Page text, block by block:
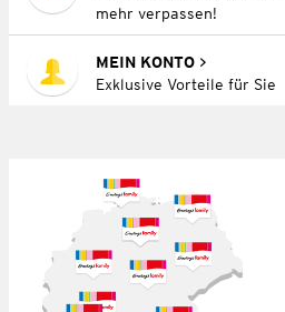
mehr verpassen!
MEIN KONTO
Exklusive Vorteile für Sie